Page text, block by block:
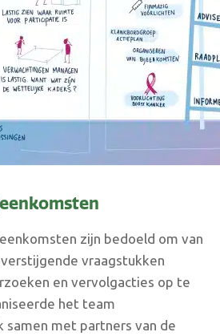
zijn bedoeld om van
vraagstukken
en vervolgacties op te
het team
samen met partners van de